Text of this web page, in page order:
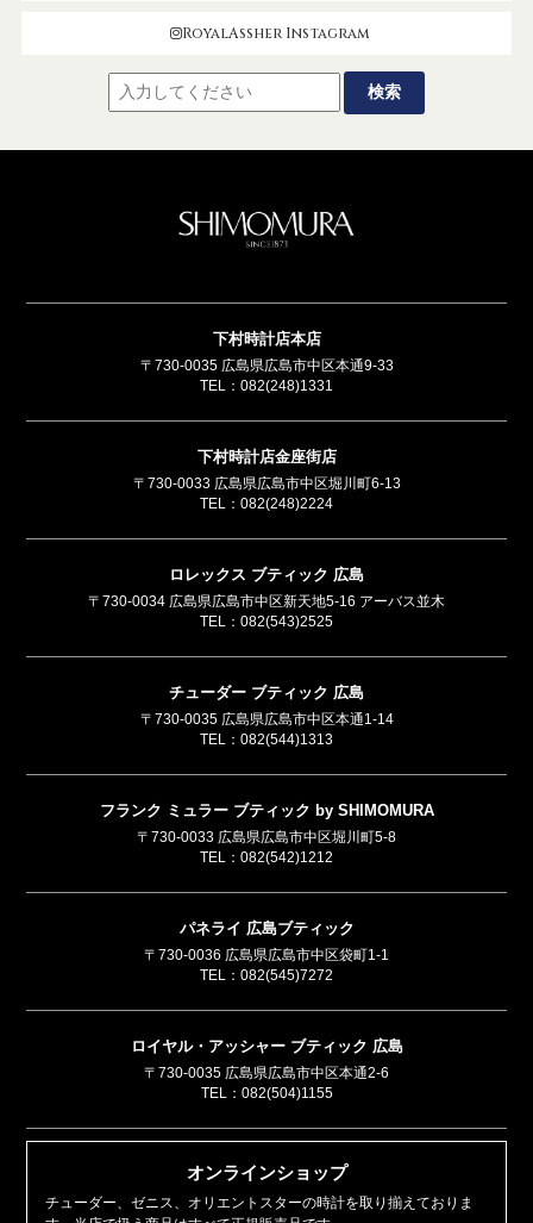
RoyalAssher Instagram
下村時計店本店
〒730-0035 広島県広島市中区本通9-33
TEL： 082(248)1331
下村時計店金座街店
〒730-0033 広島県広島市中区堀川町6-13
TEL： 082(248)2224
ロレックス ブティック 広島
〒730-0034 広島県広島市中区新天地5-16 アーバス並木
TEL： 082(543)2525
チューダー ブティック 広島
〒730-0035 広島県広島市中区本通1-14
TEL： 082(544)1313
フランク ミュラー ブティック by SHIMOMURA
〒730-0033 広島県広島市中区堀川町5-8
TEL： 082(542)1212
パネライ 広島ブティック
〒730-0036 広島県広島市中区袋町1-1
TEL： 082(545)7272
ロイヤル・アッシャー ブティック 広島
〒730-0035 広島県広島市中区本通2-6
TEL： 082(504)1155
オンラインショップ
チューダー、ゼニス、オリエントスターの時計を取り揃えておりま